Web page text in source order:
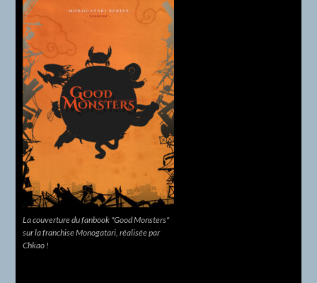
La couverture du fanbook "Good Monsters"
sur la franchise Monogatari, réalisée par
Chkao !